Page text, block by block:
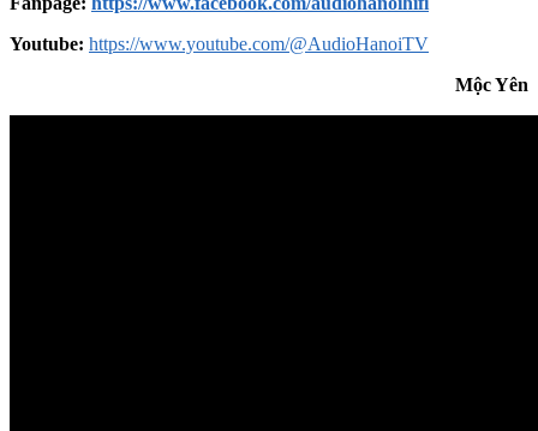
Youtube: https://www.youtube.com/@AudioHanoiTV
Mộc Yên